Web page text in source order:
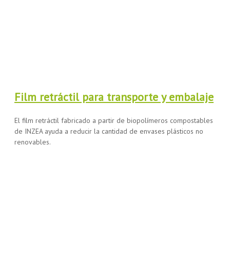
Film retráctil para transporte y embalaje
El film retráctil fabricado a partir de biopolímeros compostables
de INZEA ayuda a reducir la cantidad de envases plásticos no
renovables.